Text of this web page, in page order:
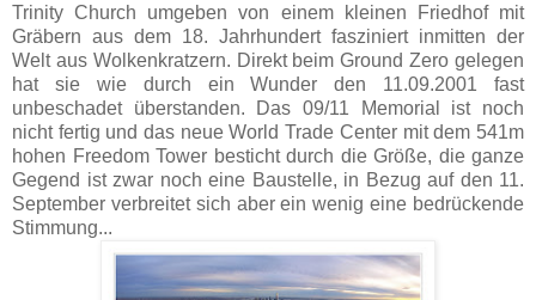
Trinity Church umgeben von einem kleinen Friedhof mit
Gräbern aus dem 18. Jahrhundert fasziniert inmitten der
Welt aus Wolkenkratzern. Direkt beim Ground Zero gelegen
hat sie wie durch ein Wunder den 11.09.2001 fast
unbeschadet überstanden. Das 09/11 Memorial ist noch
nicht fertig und das neue World Trade Center mit dem 541m
hohen Freedom Tower besticht durch die Größe, die ganze
Gegend ist zwar noch eine Baustelle, in Bezug auf den 11.
September verbreitet sich aber ein wenig eine bedrückende
Stimmung...